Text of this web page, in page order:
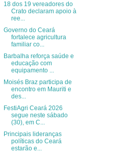
18 dos 19 vereadores do
Crato declaram apoio à
ree...
Governo do Ceará
fortalece agricultura
familiar co...
Barbalha reforça saúde e
educação com
equipamento ...
Moisés Braz participa de
encontro em Mauriti e
des...
FestiAgri Ceará 2026
segue neste sábado
(30), em C...
Principais lideranças
políticas do Ceará
estarão e...